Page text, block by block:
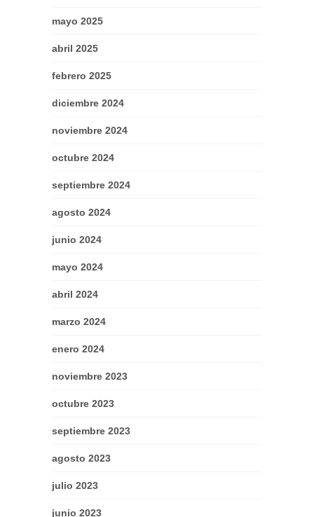
mayo 2025
abril 2025
febrero 2025
diciembre 2024
noviembre 2024
octubre 2024
septiembre 2024
agosto 2024
junio 2024
mayo 2024
abril 2024
marzo 2024
enero 2024
noviembre 2023
octubre 2023
septiembre 2023
agosto 2023
julio 2023
junio 2023